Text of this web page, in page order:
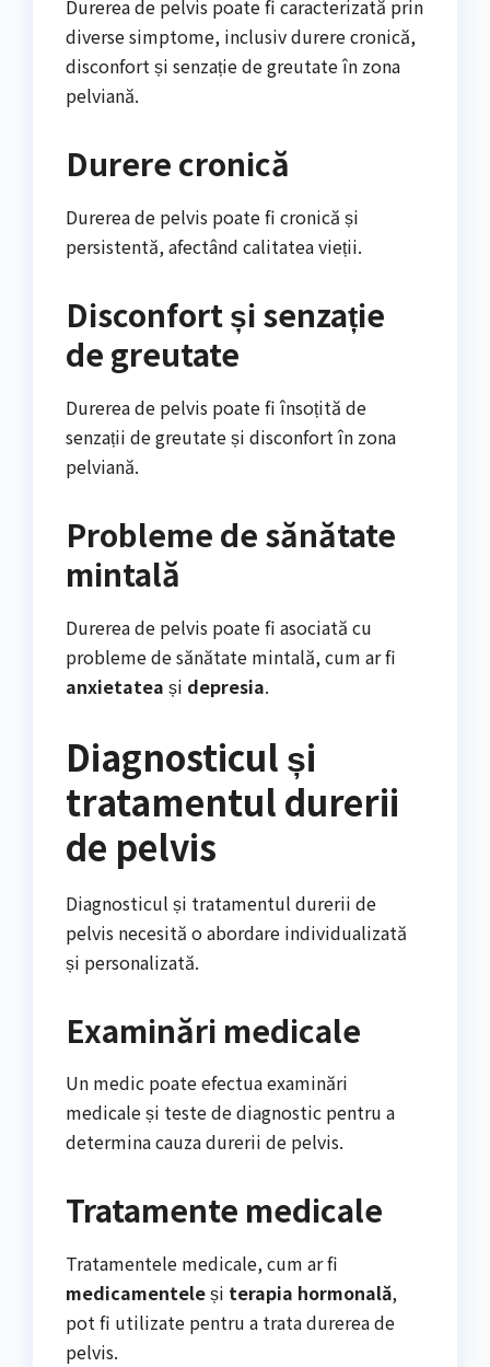
Durerea de pelvis poate fi caracterizată prin
diverse simptome, inclusiv durere cronică,
disconfort și senzație de greutate în zona
pelviană.
Durere cronică
Durerea de pelvis poate fi cronică și
persistentă, afectând calitatea vieții.
Disconfort și senzație
de greutate
Durerea de pelvis poate fi însoțită de
senzații de greutate și disconfort în zona
pelviană.
Probleme de sănătate
mintală
Durerea de pelvis poate fi asociată cu
probleme de sănătate mintală, cum ar fi
anxietatea și depresia.
Diagnosticul și
tratamentul durerii
de pelvis
Diagnosticul și tratamentul durerii de
pelvis necesită o abordare individualizată
și personalizată.
Examinări medicale
Un medic poate efectua examinări
medicale și teste de diagnostic pentru a
determina cauza durerii de pelvis.
Tratamente medicale
Tratamentele medicale, cum ar fi
medicamenteleși terapia hormonală,
pot fi utilizate pentru a trata durerea de
pelvis.